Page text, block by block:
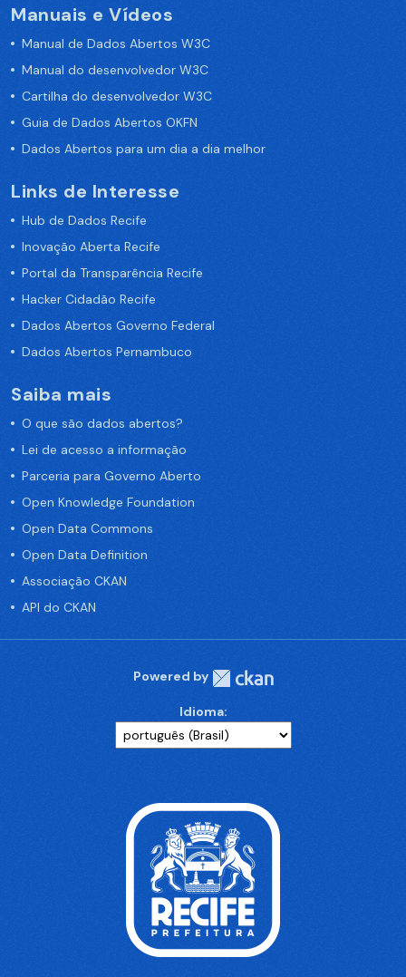
Manuais e Vídeos
Manual de Dados Abertos W3C
Manual do desenvolvedor W3C
Cartilha do desenvolvedor W3C
Guia de Dados Abertos OKFN
Dados Abertos para um dia a dia melhor
Links de Interesse
Hub de Dados Recife
Inovação Aberta Recife
Portal da Transparência Recife
Hacker Cidadão Recife
Dados Abertos Governo Federal
Dados Abertos Pernambuco
Saiba mais
O que são dados abertos?
Lei de acesso a informação
Parceria para Governo Aberto
Open Knowledge Foundation
Open Data Commons
Open Data Definition
Associação CKAN
API do CKAN
Powered by
Idioma